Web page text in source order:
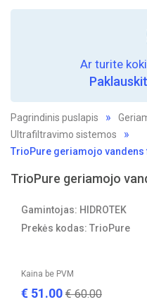
Ar turite
Pagrindinis puslapis
Ultrafiltravimo sistemos
TrioPure geriamojo
TrioPure geriamojo
Gamintojas: HIDROTEK
Prekės kodas: TrioPure
Kaina be PVM
€ 51.00 €60.00